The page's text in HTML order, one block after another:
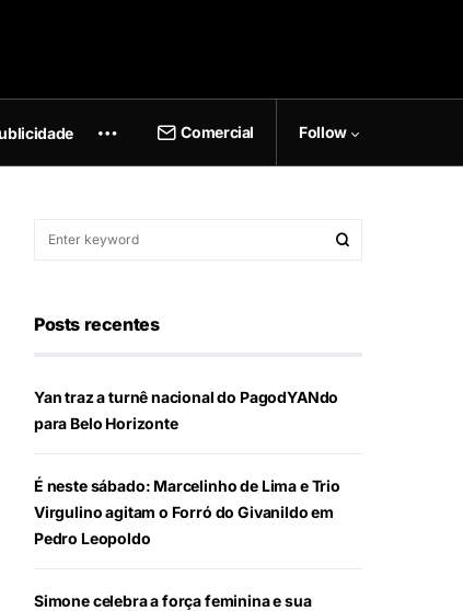
Comercial Follow
Posts recentes
Yan traz a turnê nacional do PagodYANdo
para Belo Horizonte
É neste sábado: Marcelinho de Lima e Trio
Virgulino agitam o Forró do Givanildo em
Pedro Leopoldo
Simone celebra a força feminina e sua